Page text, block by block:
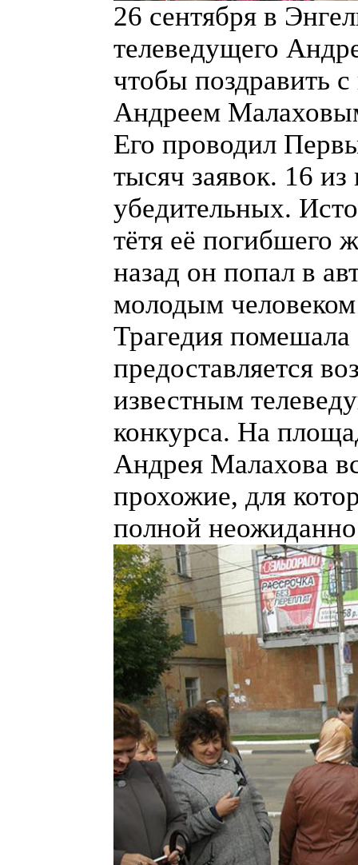
26 сентября в
телеведущего
чтобы поздравить
Андреем
Его проводил
тысяч заявок. 16
убедительных.
тётя её погибшего
назад он попал в
молодым
Трагедия помешала
предоставляется
известным
конкурса. На
Андрея Малахова
прохожие, для
полной